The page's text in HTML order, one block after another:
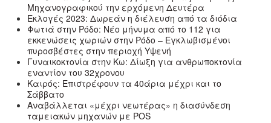
Μηχανογραφικού την ερχόμενη Δευτέρα
Εκλογές 2023: Δωρεάν η διέλευση από τα διόδια
Φωτιά στην Ρόδο: Νέο μήνυμα από το 112 για
εκκενώσεις χωριών στην Ρόδο – Εγκλωβισμένοι
πυροσβέστες στην περιοχή Υψενή
Γυναικοκτονία στην Κω: Δίωξη για ανθρωποκτονία
εναντίον του 32χρονου
Καιρός: Επιστρέφουν τα 40άρια μέχρι και το
Σάββατο
Αναβάλλεται «μέχρι νεωτέρας» η διασύνδεση
ταμειακών μηχανών με POS